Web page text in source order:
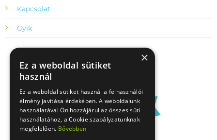
Kapcsolat
Gyik
×
Ez a weboldal sütiket
használ
Ez a weboldal sütiket használ a felhasználói
élmény javítása érdekében. A weboldalunk
használatával Ön hozzájárul az összes süti
használatához, a Cookie szabályzatunknak
megfelelően. Bővebben